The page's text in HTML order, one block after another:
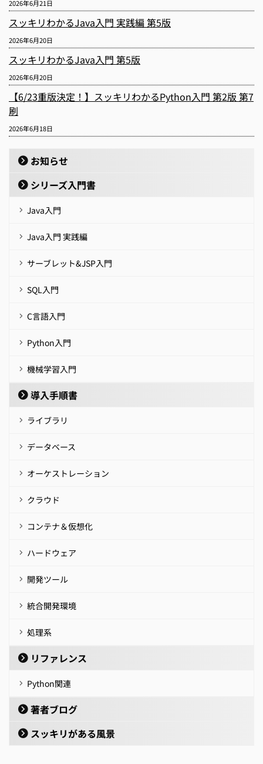
2026年6月21日
スッキリわかるJava入門 実践編 第5版
2026年6月20日
スッキリわかるJava入門 第5版
2026年6月20日
【6/23重版決定！】スッキリわかるPython入門 第2版 第7
刷
2026年6月18日
お知らせ
シリーズ入門書
Java入門
Java入門 実践編
サーブレット&JSP入門
SQL入門
C言語入門
Python入門
機械学習入門
導入手順書
ライブラリ
データベース
オーケストレーション
クラウド
コンテナ＆仮想化
ハードウェア
開発ツール
統合開発環境
処理系
リファレンス
Python関連
著者ブログ
スッキリがある風景